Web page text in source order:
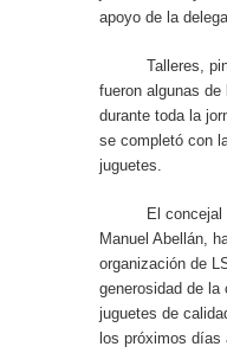
apoyo de la
Talleres,
fueron algunas de
durante toda la
se completó con
juguetes.
El concejal
Manuel Abellán,
organización de
generosidad de la
juguetes de
los próximos